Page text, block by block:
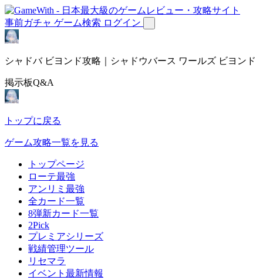
事前ガチャ ゲーム検索 ログイン
シャドバ ビヨンド攻略｜シャドウバース ワールズ ビヨンド
掲示板Q&A
トップに戻る
ゲーム攻略一覧を見る
トップページ
ローテ最強
アンリミ最強
全カード一覧
8弾新カード一覧
2Pick
プレミアシリーズ
戦績管理ツール
リセマラ
イベント最新情報